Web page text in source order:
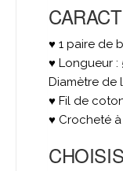
♥ 1 paire de
♥ Longueur :
Diamètre de
♥ Fil de
♥ Crocheté